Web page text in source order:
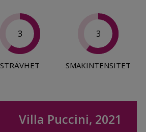
3
STRÄVHET
3
SMAKINTENSITET
Villa Puccini, 2021